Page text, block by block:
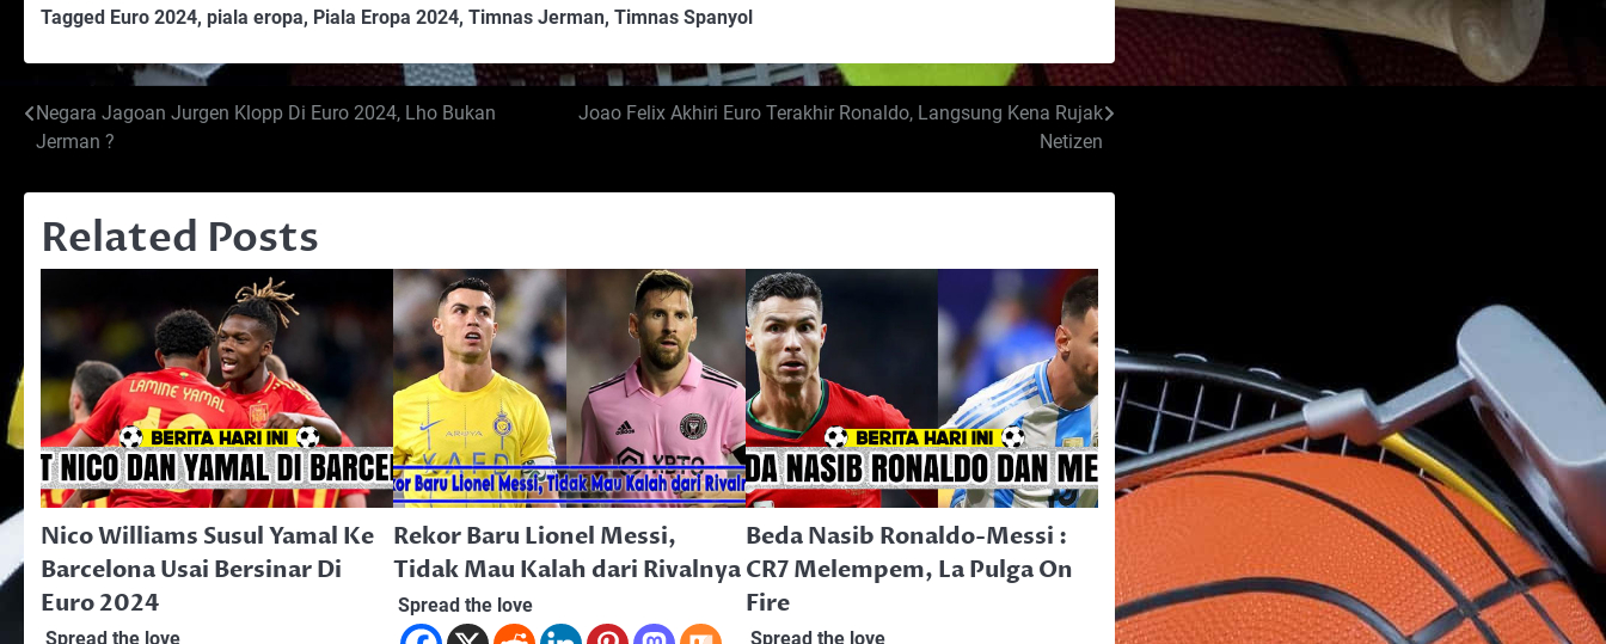
Tagged Euro 2024, piala eropa, Piala Eropa 2024, Timnas Jerman, Timnas Spanyol
Post
navigation
Negara Jagoan Jurgen Klopp Di Euro 2024, Lho Bukan
Jerman ?
Joao Felix Akhiri Euro Terakhir Ronaldo, Langsung Kena Rujak
Netizen
Related Posts
Nico Williams Susul Yamal Ke
Barcelona Usai Bersinar Di
Euro 2024
Spread the love
Rekor Baru Lionel Messi,
Tidak Mau Kalah dari Rivalnya
Spread the love
Beda Nasib Ronaldo-Messi :
CR7 Melempem, La Pulga On
Fire
Spread the love